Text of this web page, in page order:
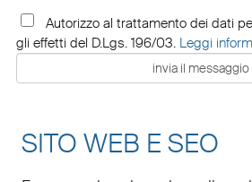
Autorizzo al trattamento dei dati
gli effetti del D.Lgs. 196/03. Leggi
SITO WEB E SEO